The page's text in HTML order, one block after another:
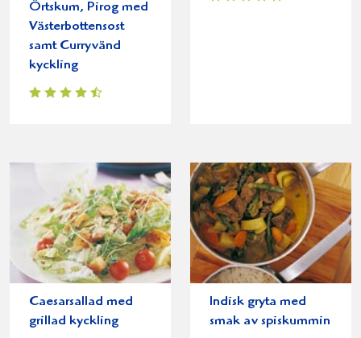
Örtskum, Pirog med
Västerbottensost
samt Curryvänd
kyckling
Caesarsallad med
grillad kyckling
Indisk gryta med
smak av spiskummin